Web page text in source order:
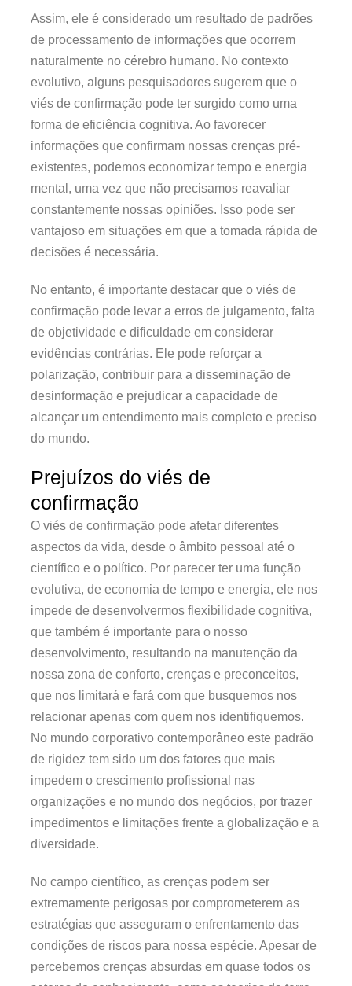
Assim, ele é considerado um resultado de padrões
de processamento de informações que ocorrem
naturalmente no cérebro humano. No contexto
evolutivo, alguns pesquisadores sugerem que o
viés de confirmação pode ter surgido como uma
forma de eficiência cognitiva. Ao favorecer
informações que confirmam nossas crenças pré-
existentes, podemos economizar tempo e energia
mental, uma vez que não precisamos reavaliar
constantemente nossas opiniões. Isso pode ser
vantajoso em situações em que a tomada rápida de
decisões é necessária.
No entanto, é importante destacar que o viés de
confirmação pode levar a erros de julgamento, falta
de objetividade e dificuldade em considerar
evidências contrárias. Ele pode reforçar a
polarização, contribuir para a disseminação de
desinformação e prejudicar a capacidade de
alcançar um entendimento mais completo e preciso
do mundo.
Prejuízos do viés de
confirmação
O viés de confirmação pode afetar diferentes
aspectos da vida, desde o âmbito pessoal até o
científico e o político. Por parecer ter uma função
evolutiva, de economia de tempo e energia, ele nos
impede de desenvolvermos flexibilidade cognitiva,
que também é importante para o nosso
desenvolvimento, resultando na manutenção da
nossa zona de conforto, crenças e preconceitos,
que nos limitará e fará com que busquemos nos
relacionar apenas com quem nos identifiquemos.
No mundo corporativo contemporâneo este padrão
de rigidez tem sido um dos fatores que mais
impedem o crescimento profissional nas
organizações e no mundo dos negócios, por trazer
impedimentos e limitações frente a globalização e a
diversidade.
No campo científico, as crenças podem ser
extremamente perigosas por comprometerem as
estratégias que asseguram o enfrentamento das
condições de riscos para nossa espécie. Apesar de
percebemos crenças absurdas em quase todos os